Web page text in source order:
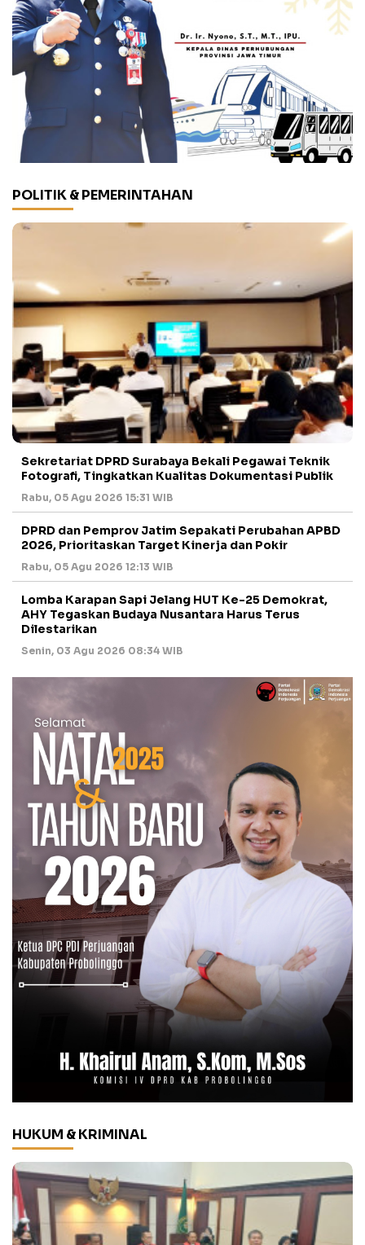
POLITIK & PEMERINTAHAN
Sekretariat DPRD Surabaya Bekali Pegawai Teknik
Fotografi, Tingkatkan Kualitas Dokumentasi Publik
Rabu, 05 Agu 2026 15:31 WIB
DPRD dan Pemprov Jatim Sepakati Perubahan APBD
2026, Prioritaskan Target Kinerja dan Pokir
Rabu, 05 Agu 2026 12:13 WIB
Lomba Karapan Sapi Jelang HUT Ke-25 Demokrat,
AHY Tegaskan Budaya Nusantara Harus Terus
Dilestarikan
Senin, 03 Agu 2026 08:34 WIB
HUKUM & KRIMINAL